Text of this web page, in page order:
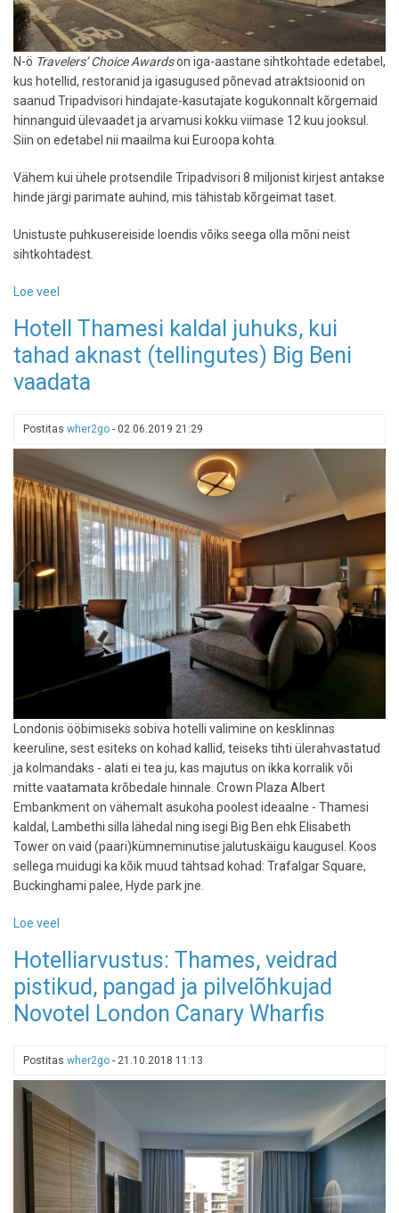
N-ö Travelers’ Choice Awardson iga-aastane sihtkohtade edetabel,
kus hotellid, restoranid ja igasugused põnevad atraktsioonid on
saanud Tripadvisori hindajate-kasutajate kogukonnalt kõrgemaid
hinnanguid ülevaadet ja arvamusi kokku viimase 12 kuu jooksul.
Siin on edetabel nii maailma kui Euroopa kohta.
Vähem kui ühele protsendile Tripadvisori 8 miljonist kirjest antakse
hinde järgi parimate auhind, mis tähistab kõrgeimat taset.
Unistuste puhkusereiside loendis võiks seega olla mõni neist
sihtkohtadest.
Loe veel
valis:
vaata,
on
2024.
aasta
soovitatud
tippsihtkohad!
Hotell Thamesi kaldal juhuks, kui
tahad aknast (tellingutes) Big Beni
vaadata
Postitas wher2go - 02.06.2019 21:29
Londonis ööbimiseks sobiva hotelli valimine on kesklinnas
keeruline, sest esiteks on kohad kallid, teiseks tihti ülerahvastatud
ja kolmandaks - alati ei tea ju, kas majutus on ikka korralik või
mitte vaatamata krõbedale hinnale. Crown Plaza Albert
Embankment on vähemalt asukoha poolest ideaalne - Thamesi
kaldal, Lambethi silla lähedal ning isegi Big Ben ehk Elisabeth
Tower on vaid (paari)kümneminutise jalutuskäigu kaugusel. Koos
sellega muidugi ka kõik muud tähtsad kohad: Trafalgar Square,
Buckinghami palee, Hyde park jne.
Loe veel
Thamesi
kaldal
juhuks,
kui
aknast
(tellingutes)
Beni
vaadata
Hotelliarvustus: Thames, veidrad
pistikud, pangad ja pilvelõhkujad
Novotel London Canary Wharfis
Postitas wher2go - 21.10.2018 11:13